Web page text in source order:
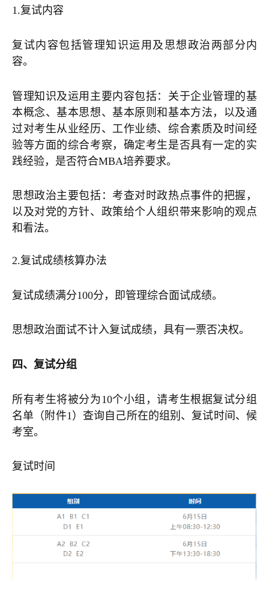
1.复试内容
复试内容包括管理知识运用及思想政治两部分内
容。
管理知识及运用主要内容包括：关于企业管理的基
本概念、基本思想、基本原则和基本方法，以及通
过对考生从业经历、工作业绩、综合素质及时间经
验等方面的综合考察，确定考生是否具有一定的实
践经验，是否符合MBA培养要求。
思想政治主要包括：考查对时政热点事件的把握，
以及对党的方针、政策给个人组织带来影响的观点
和看法。
2.复试成绩核算办法
复试成绩满分100分，即管理综合面试成绩。
思想政治面试不计入复试成绩，具有一票否决权。
四、复试分组
所有考生将被分为10个小组，请考生根据复试分组
名单（附件1）查询自己所在的组别、复试时间、候
考室。
复试时间